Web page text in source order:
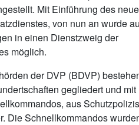
Mit Einführung des
von nun an wurde
in einen Dienstzweig der
möglich.
der DVP (BDVP)
gegliedert und mit
aus
Die Schnellkommandos